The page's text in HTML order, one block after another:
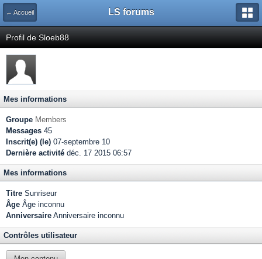
← Accueil LS forums
Profil de Sloeb88
Mes informations
Groupe Members
Messages 45
Inscrit(e) (le) 07-septembre 10
Dernière activité déc. 17 2015 06:57
Mes informations
Titre Sunriseur
Âge Âge inconnu
Anniversaire Anniversaire inconnu
Contrôles utilisateur